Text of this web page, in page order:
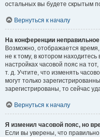
остальных вы будете скрытым
Вернуться к началу
На конференции
Возможно, отображается
не к тому, в котором
настройках часовой пояс на
т. д. Учтите, что изменять
могут только
зарегистрированы, то сейчас
Вернуться к началу
Я изменил часовой пояс, но
Если вы уверены, что